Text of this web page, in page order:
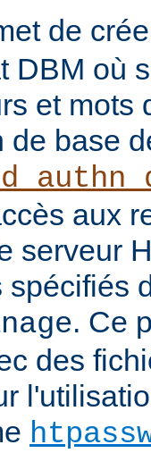
de
DBM où
et mots
de base
aux
serveur
. Ce
des